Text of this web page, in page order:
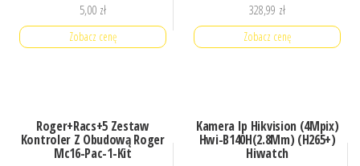
5,00 zł
Zobacz cenę
328,99 zł
Zobacz cenę
Roger+Racs+5 Zestaw
Kontroler Z Obudową Roger
Mc16-Pac-1-Kit
Kamera Ip Hikvision (4Mpix)
Hwi-B140H(2.8Mm) (H265+)
Hiwatch